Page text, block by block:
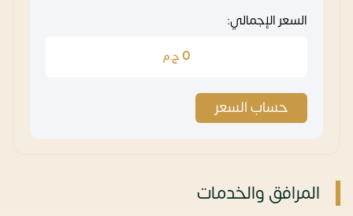
السعر الإجمالي:
0 ج.م
حساب السعر
المرافق والخدمات